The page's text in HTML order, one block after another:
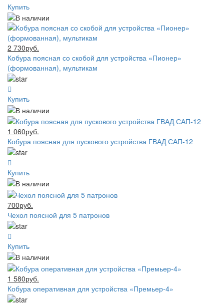
Купить
2 730руб.
Кобура поясная со скобой для устройства «Пионер»
(формованная), мультикам
Купить
1 060руб.
Кобура поясная для пускового устройства ГВАД САП-12
Купить
700руб.
Чехол поясной для 5 патронов
Купить
1 580руб.
Кобура оперативная для устройства «Премьер-4»